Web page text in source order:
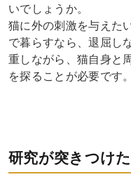
いでしょうか。
猫に外の刺激を与えた
で暮らすなら、退屈し
重しながら、猫自身と
を探ることが必要です。
研究が突きつけ